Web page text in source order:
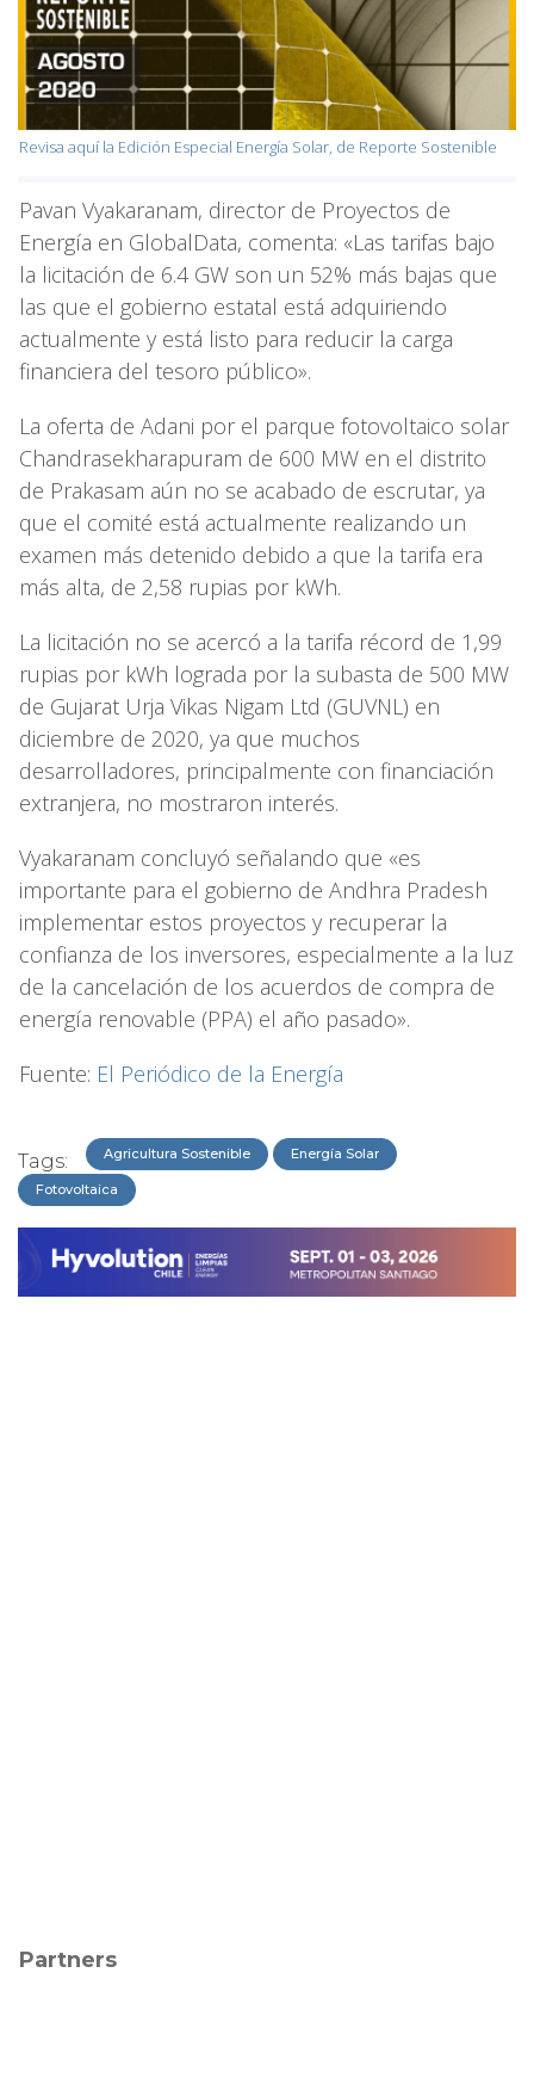
Revisa aquí la Edición Especial Energía Solar, de Reporte Sostenible
Pavan Vyakaranam, director de Proyectos de
Energía en GlobalData, comenta: «Las tarifas bajo
la licitación de 6.4 GW son un 52% más bajas que
las que el gobierno estatal está adquiriendo
actualmente y está listo para reducir la carga
financiera del tesoro público».
La oferta de Adani por el parque fotovoltaico solar
Chandrasekharapuram de 600 MW en el distrito
de Prakasam aún no se acabado de escrutar, ya
que el comité está actualmente realizando un
examen más detenido debido a que la tarifa era
más alta, de 2,58 rupias por kWh.
La licitación no se acercó a la tarifa récord de 1,99
rupias por kWh lograda por la subasta de 500 MW
de Gujarat Urja Vikas Nigam Ltd (GUVNL) en
diciembre de 2020, ya que muchos
desarrolladores, principalmente con financiación
extranjera, no mostraron interés.
Vyakaranam concluyó señalando que «es
importante para el gobierno de Andhra Pradesh
implementar estos proyectos y recuperar la
confianza de los inversores, especialmente a la luz
de la cancelación de los acuerdos de compra de
energía renovable (PPA) el año pasado».
Fuente: El Periódico de la Energía
Tags: Agricultura Sostenible Energía Solar
Fotovoltaica
Partners